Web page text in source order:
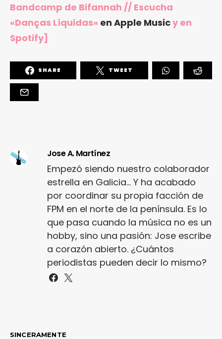
Bandcamp de Bifannah // Escucha
«Danças Líquidas» en Apple Musicy en
Spotify]
SHARE TWEET
Jose A. Martínez
Empezó siendo nuestro colaborador
estrella en Galicia... Y ha acabado
por coordinar su propia facción de
FPM en el norte de la península. Es lo
que pasa cuando la música no es un
hobby, sino una pasión: Jose escribe
a corazón abierto. ¿Cuántos
periodistas pueden decir lo mismo?
SINCERAMENTE